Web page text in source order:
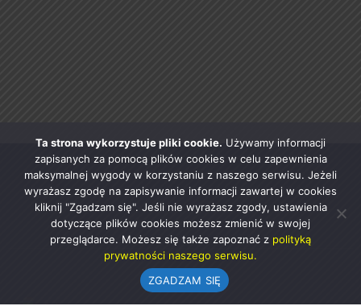
Ta strona wykorzystuje pliki cookie. Używamy informacji
zapisanych za pomocą plików cookies w celu zapewnienia
maksymalnej wygody w korzystaniu z naszego serwisu. Jeżeli
wyrażasz zgodę na zapisywanie informacji zawartej w cookies
kliknij "Zgadzam się". Jeśli nie wyrażasz zgody, ustawienia
dotyczące plików cookies możesz zmienić w swojej
przeglądarce. Możesz się także zapoznać z polityką
prywatności naszego serwisu.
ZGADZAM SIĘ